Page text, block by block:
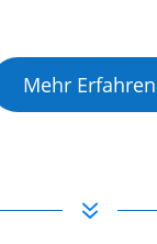
Mehr Erfahren
7